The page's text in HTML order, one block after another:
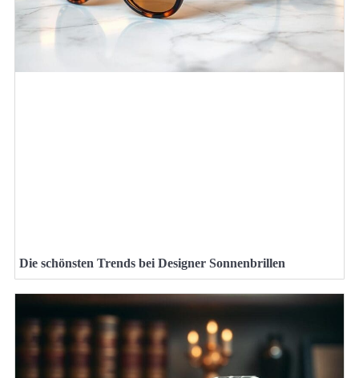
Die schönsten Trends bei Designer Sonnenbrillen